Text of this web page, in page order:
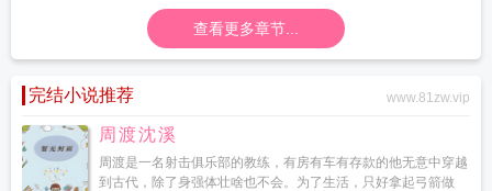
查看更多章节...
完结小说推荐 www.81zw.vip
周渡沈溪
周渡是一名射击俱乐部的教练，有房有车有存款的他无意中穿越
到古代，除了身强体壮啥也不会。为了生活，只好拿起弓箭做